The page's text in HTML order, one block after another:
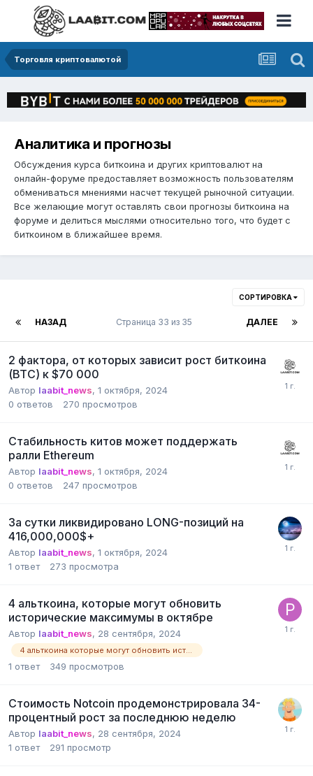
Торговля криптовалютой
Аналитика и прогнозы
Обсуждения курса биткоина и других криптовалют на
онлайн-форуме предоставляет возможность пользователям
обмениваться мнениями насчет текущей рыночной ситуации.
Все желающие могут оставлять свои прогнозы биткоина на
форуме и делиться мыслями относительно того, что будет с
биткоином в ближайшее время.
СОРТИРОВКА
НАЗАД ДАЛЕЕ
Страница 33 из 35
2 фактора, от которых зависит рост биткоина
(BTC) к $70 000
Автор laabit_news, 1 октября, 2024
0 ответов 270 просмотров
Стабильность китов может поддержать
ралли Ethereum
Автор laabit_news, 1 октября, 2024
0 ответов 247 просмотров
За сутки ликвидировано LONG-позиций на
416,000,000$+
Автор laabit_news, 1 октября, 2024
1 ответ 273 просмотра
4 альткоина, которые могут обновить
исторические максимумы в октябре
Автор laabit_news, 28 сентября, 2024
1 ответ 349 просмотров
Стоимость Notcoin продемонстрировала 34-
процентный рост за последнюю неделю
Автор laabit_news, 28 сентября, 2024
1 ответ 291 просмотр